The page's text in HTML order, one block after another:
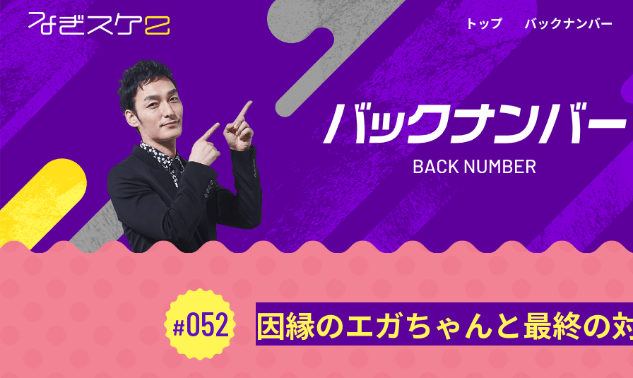
トップ バックナンバー
052 因縁のエガちゃんと最終の